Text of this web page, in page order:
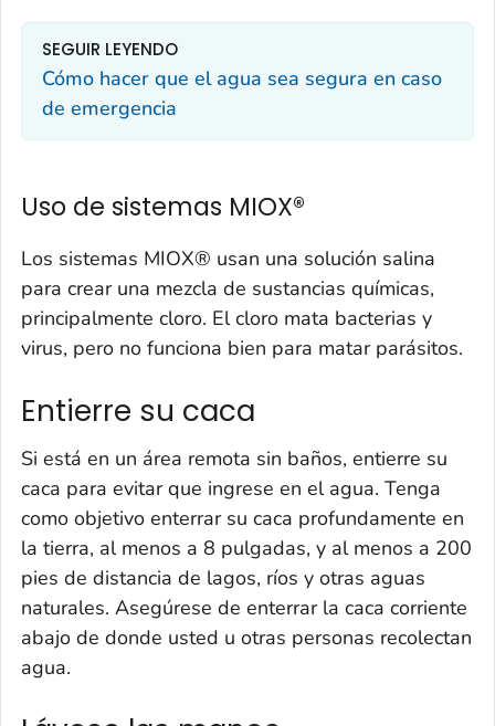
SEGUIR LEYENDO
Cómo hacer que el agua sea segura en caso
de emergencia
Uso de sistemas MIOX®
Los sistemas MIOX® usan una solución salina
para crear una mezcla de sustancias químicas,
principalmente cloro. El cloro mata bacterias y
virus, pero no funciona bien para matar parásitos.
Entierre su caca
Si está en un área remota sin baños, entierre su
caca para evitar que ingrese en el agua. Tenga
como objetivo enterrar su caca profundamente en
la tierra, al menos a 8 pulgadas, y al menos a 200
pies de distancia de lagos, ríos y otras aguas
naturales. Asegúrese de enterrar la caca corriente
abajo de donde usted u otras personas recolectan
agua.